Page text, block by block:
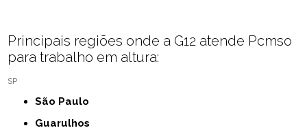
Principais regiões onde a G12 atende Pcmso
para trabalho em altura:
SP
São Paulo
Guarulhos